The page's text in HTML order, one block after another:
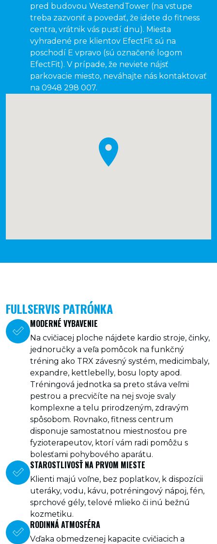
pred budovou WestendTower (na vstupe
treba zazvoniť a povedať, že idete do fitness
centra, vrátnik vás pustí dnu). Miesta
vyhradené pre klientov EfectFit sú na
poschodí E vpravo (sú označené logom
EfectFit). V prípade, že neviete nájsť
parkovacie miesto, neváhajte nás kontaktovať
na 0948 298 007.
FULLSERVIS PATRÓNKA
MODERNÉ VYBAVENIE
Na cvičiacej ploche nájdete kardio stroje, činky,
jednoručky a veľa pomôcok na funkčný
tréning ako TRX závesný systém, medicimbaly,
expandre, kettlebelly, bosu lopty apod.
Tréningová jednotka sa preto stáva veľmi
pestrou a precvičíte na nej svoje svaly
komplexne a telu prirodzeným, zdravým
spôsobom. Rovnako, fitness centrum
disponuje samostatnou miestnosťou pre
fyzioterapeutov, ktorí vám radi pomôžu s
bolesťami pohybového aparátu.
STAROSTLIVOSŤ NA PRVOM MIESTE
Klienti majú voľne, bez poplatkov, k dispozícii
uteráky, vodu, kávu, potréningový nápoj, fén,
sprchové gély, telové mlieko či inú bežnú
kozmetiku.
RODINNÁ ATMOSFÉRA
Vďaka obmedzenej kapacite cvičiacich a